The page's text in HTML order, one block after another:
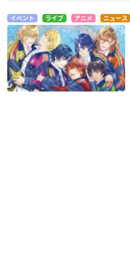
イベント ライブ アニメ ニュース